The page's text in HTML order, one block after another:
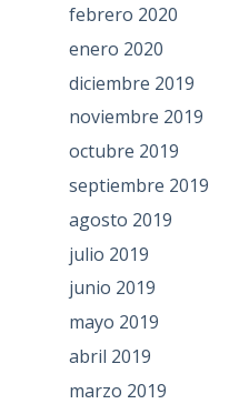
febrero 2020
enero 2020
diciembre 2019
noviembre 2019
octubre 2019
septiembre 2019
agosto 2019
julio 2019
junio 2019
mayo 2019
abril 2019
marzo 2019